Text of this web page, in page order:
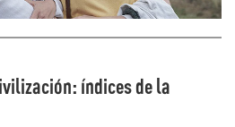
índices de la